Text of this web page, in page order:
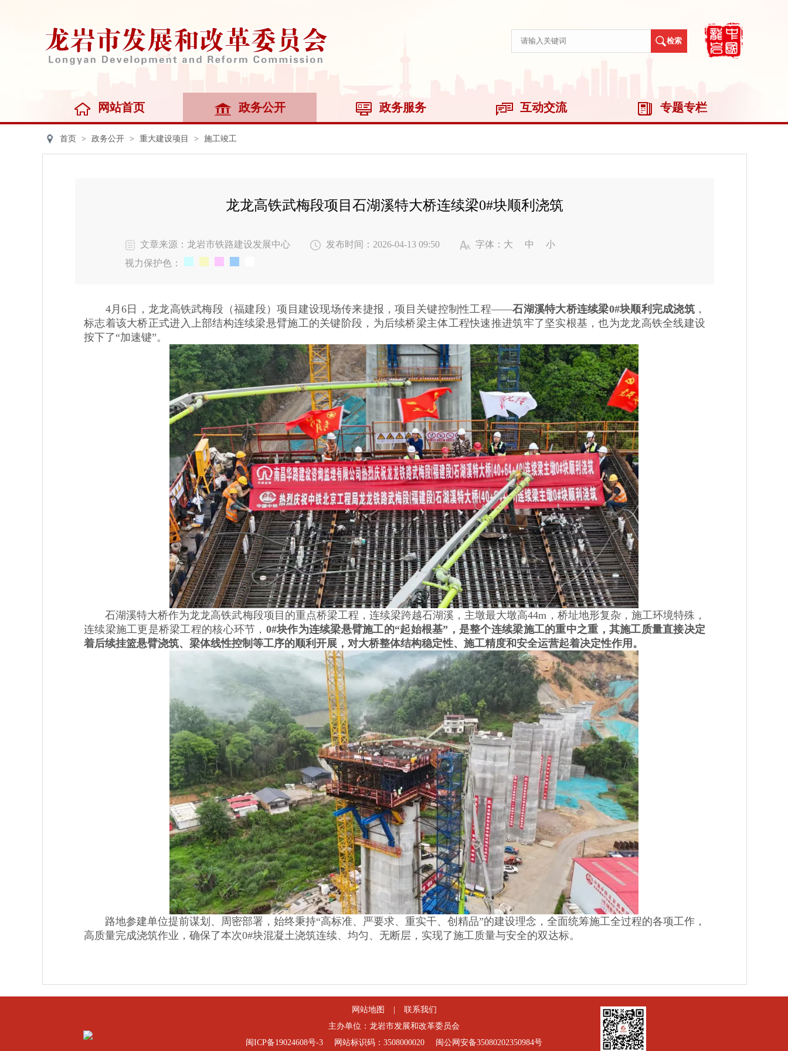
网站首页 政务公开 政务服务 互动交流 专题专栏
首页 > 政务公开 > 重大建设项目 > 施工竣工
龙龙高铁武梅段项目石湖溪特大桥连续梁0#块顺利浇筑
文章来源：龙岩市铁路建设发展中心 发布时间：2026-04-13 09:50 字体： 大 中
小
视力保护色：
4月6日，龙龙高铁武梅段（福建段）项目建设现场传来捷报，项目关键控制性工程——石湖溪特大桥连续梁0#块顺利完成浇筑 ，
标志着该大桥正式进入上部结构连续梁悬臂施工的关键阶段，为后续桥梁主体工程快速推进筑牢了坚实根基，也为龙龙高铁全线建设
按下了“加速键”。
石湖溪特大桥作为龙龙高铁武梅段项目的重点桥梁工程，连续梁跨越石湖溪，主墩最大墩高44m，桥址地形复杂，施工环境特殊，
连续梁施工更是桥梁工程的核心环节， 0#块作为连续梁悬臂施工的“起始根基”，是整个连续梁施工的重中之重，其施工质量直接决定
着后续挂篮悬臂浇筑、梁体线性控制等工序的顺利开展，对大桥整体结构稳定性、施工精度和安全运营起着决定性作用。
路地参建单位提前谋划、周密部署，始终秉持“高标准、严要求、重实干、创精品”的建设理念，全面统筹施工全过程的各项工作，
高质量完成浇筑作业，确保了本次0#块混凝土浇筑连续、均匀、无断层，实现了施工质量与安全的双达标。
网站地图
联系我们
主办单位：龙岩市发展和改革委员会
闽ICP备19024608号-3
网站标识码：3508000020 闽公网安备35080202350984号